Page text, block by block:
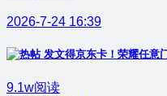
2026-7-24 16:39
发文得京东卡！荣耀任意
9.1w阅读